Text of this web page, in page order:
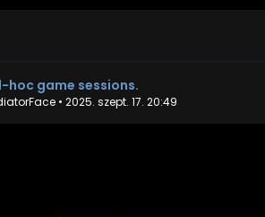
hoc game sessions.
• 2025. szept. 17. 20:49